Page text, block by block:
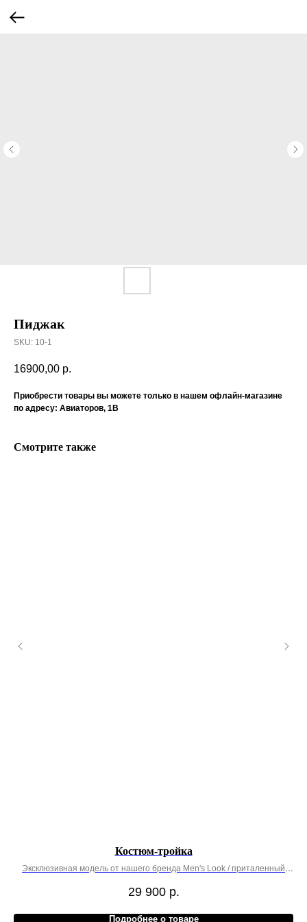
Пиджак
SKU: 10-1
16900,00 р.
Приобрести товары вы можете только в нашем офлайн-магазине
по адресу: Авиаторов, 1В
Смотрите также
Костюм-тройка
Эксклюзивная модель от нашего бренда Men's Look / приталенный
29 900 р.
Подробнее о товаре